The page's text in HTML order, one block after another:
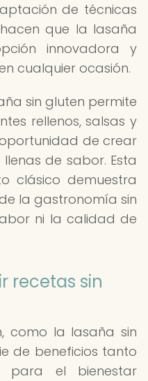
de técnicas
que la lasaña
innovadora y
cualquier ocasión.
sin gluten permite
rellenos, salsas y
de crear
de sabor. Esta
clásico demuestra
la gastronomía sin
ni la calidad de
recetas sin
como la lasaña sin
de beneficios tanto
el bienestar